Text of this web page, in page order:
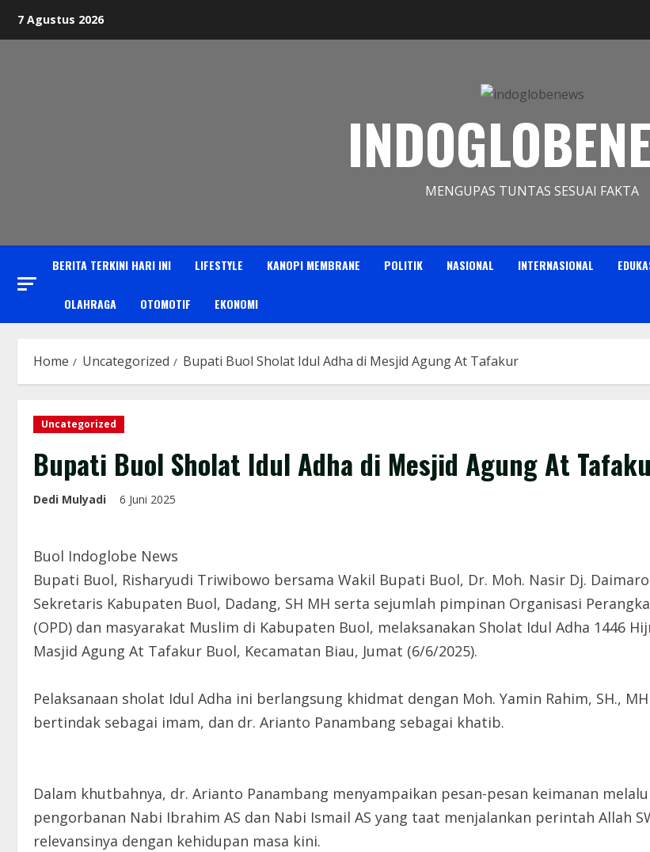
7 Agustus 2026
MENGUPAS TUNTAS SESUAI FAKTA
BERITA TERKINI HARI INI LIFESTYLE KANOPI MEMBRANE POLITIK NASIONAL INTERNASIONAL
OLAHRAGA OTOMOTIF EKONOMI
Home Uncategorized Bupati Buol Sholat Idul Adha di Mesjid Agung At Tafakur
Uncategorized
Bupati Buol Sholat Idul Adha di Mesjid Agung At
Dedi Mulyadi 6 Juni 2025
Buol Indoglobe News
Bupati Buol, Risharyudi Triwibowo bersama Wakil Bupati Buol, Dr. Moh. Nasir Dj.
Sekretaris Kabupaten Buol, Dadang, SH MH serta sejumlah pimpinan Organisasi
(OPD) dan masyarakat Muslim di Kabupaten Buol, melaksanakan Sholat Idul Adha 1446
Masjid Agung At Tafakur Buol, Kecamatan Biau, Jumat (6/6/2025).
Pelaksanaan sholat Idul Adha ini berlangsung khidmat dengan Moh. Yamin Rahim, SH., MH
bertindak sebagai imam, dan dr. Arianto Panambang sebagai khatib.
Dalam khutbahnya, dr. Arianto Panambang menyampaikan pesan-pesan keimanan
pengorbanan Nabi Ibrahim AS dan Nabi Ismail AS yang taat menjalankan perintah Allah
relevansinya dengan kehidupan masa kini.